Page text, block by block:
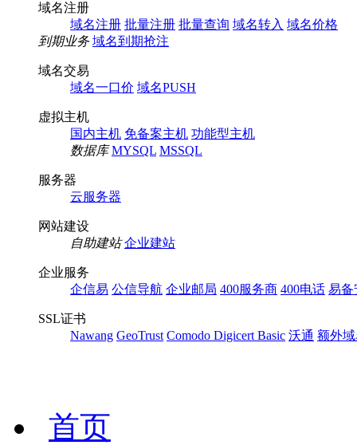
域名注册
域名注册 批量注册 批量查询 域名转入 域名价格
到期业务 域名到期抢注
域名交易
域名一口价 域名PUSH
虚拟主机
国内主机 免备案主机 功能型主机
数据库 MYSQL MSSQL
服务器
云服务器
网站建设
自助建站 企业建站
企业服务
企信易 公信导航 企业邮局 400服务商 400电话 易备
SSL证书
Nawang GeoTrust Comodo Digicert Basic 沃通 额外
首页